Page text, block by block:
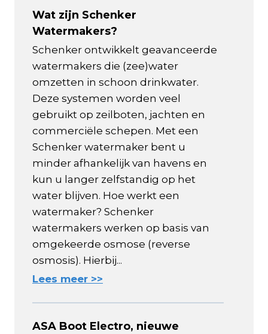
Wat zijn Schenker
Watermakers?
Schenker ontwikkelt geavanceerde
watermakers die (zee)water
omzetten in schoon drinkwater.
Deze systemen worden veel
gebruikt op zeilboten, jachten en
commerciële schepen. Met een
Schenker watermaker bent u
minder afhankelijk van havens en
kun u langer zelfstandig op het
water blijven. Hoe werkt een
watermaker? Schenker
watermakers werken op basis van
omgekeerde osmose (reverse
osmosis). Hierbij...
Lees meer >>
ASA Boot Electro, nieuwe